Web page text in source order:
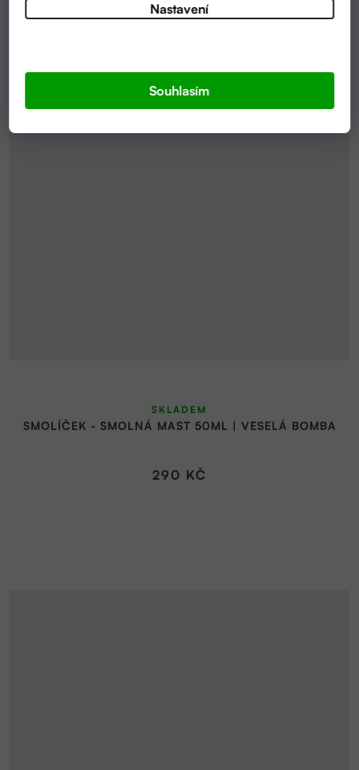
Nastavení
Souhlasím
SMOLÍČEK - SMOLNÁ MAST 50ML | VESELÁ BOMBA
SKLADEM
290 KČ